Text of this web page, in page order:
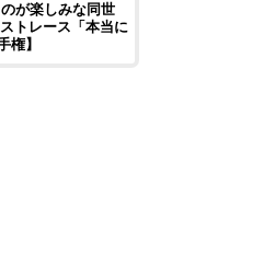
が楽しみな同世
トレース「本当に
権】